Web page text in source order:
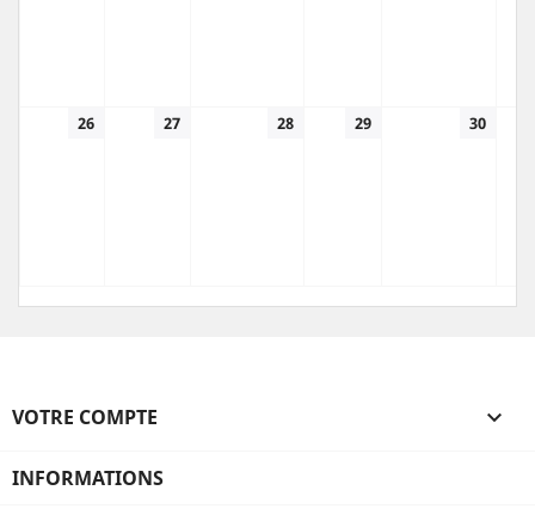
26 27 28 29 30
VOTRE COMPTE 
INFORMATIONS